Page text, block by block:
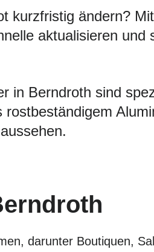
kurzfristig ändern?
aktualisieren und
in Berndroth sind
darunter Boutiquen,